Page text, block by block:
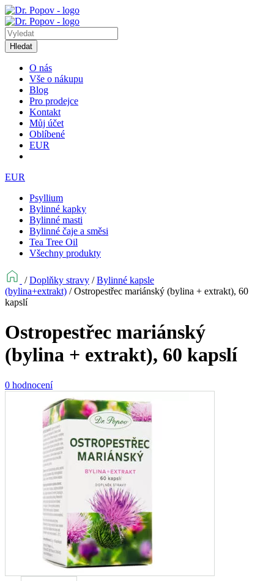
Hledat
O nás
Vše o nákupu
Blog
Pro prodejce
Kontakt
Můj účet
Oblíbené
EUR
EUR
Psyllium
Bylinné kapky
Bylinné masti
Bylinné čaje a směsi
Tea Tree Oil
Všechny produkty
/Doplňky stravy /Bylinné kapsle
(bylina+extrakt) /Ostropestřec mariánský (bylina + extrakt), 60
kapslí
Ostropestřec mariánský
(bylina + extrakt), 60 kapslí
0 hodnocení